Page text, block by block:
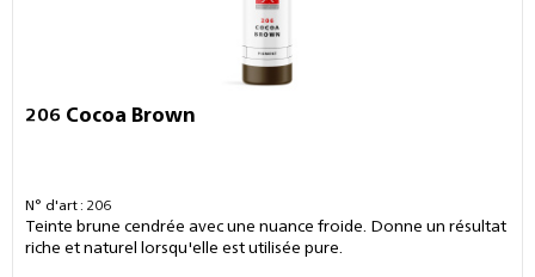
206 Cocoa Brown
N° d'art : 206
Teinte brune cendrée avec une nuance froide. Donne un résultat
riche et naturel lorsqu'elle est utilisée pure.